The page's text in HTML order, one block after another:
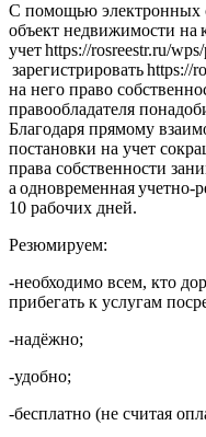
С помощью электронных
объект недвижимости на
учет https://rosreestr.ru/
зарегистрировать https://
на него право
правообладателя
Благодаря прямому
постановки на учет
права собственности
а одновременная
10 рабочих дней.
Резюмируем:
-необходимо всем, кто
прибегать к услугам
-надёжно;
-удобно;
-бесплатно (не считая